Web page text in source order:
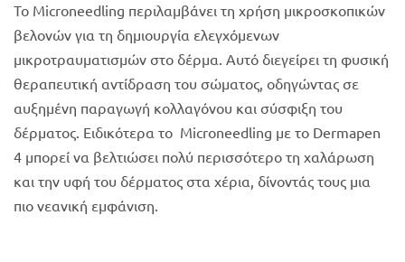
Το Microneedling περιλαμβάνει τη χρήση μικροσκοπικών
βελονών για τη δημιουργία ελεγχόμενων
μικροτραυματισμών στο δέρμα. Αυτό διεγείρει τη φυσική
θεραπευτική αντίδραση του σώματος, οδηγώντας σε
αυξημένη παραγωγή κολλαγόνου και σύσφιξη του
δέρματος. Ειδικότερα το Microneedling με το Dermapen
4 μπορεί να βελτιώσει πολύ περισσότερο τη χαλάρωση
και την υφή του δέρματος στα χέρια, δίνοντάς τους μια
πιο νεανική εμφάνιση.